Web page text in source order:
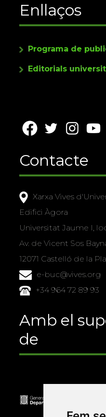
Enllaços
Programa de
Editorials
Contacte
Xarxa Vives
Edifici Àgora
Universitat Jaume I,
Av. de Vicent Sos
12071 Castelló de la
e-buc@vives.org
+34 964 72 89 93
Amb el
de